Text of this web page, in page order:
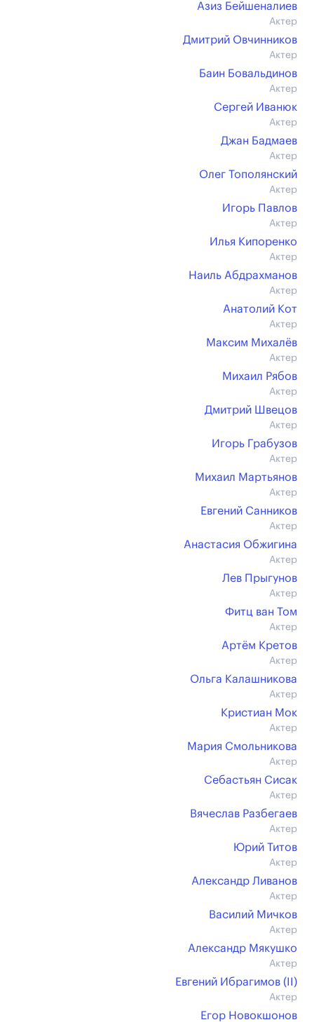
Азиз Бейшеналиев
Актер
Дмитрий Овчинников
Актер
Баин Бовальдинов
Актер
Сергей Иванюк
Актер
Джан Бадмаев
Актер
Олег Тополянский
Актер
Игорь Павлов
Актер
Илья Кипоренко
Актер
Наиль Абдрахманов
Актер
Анатолий Кот
Актер
Максим Михалёв
Актер
Михаил Рябов
Актер
Дмитрий Швецов
Актер
Игорь Грабузов
Актер
Михаил Мартьянов
Актер
Евгений Санников
Актер
Анастасия Обжигина
Актер
Лев Прыгунов
Актер
Фитц ван Том
Актер
Артём Кретов
Актер
Ольга Калашникова
Актер
Кристиан Мок
Актер
Мария Смольникова
Актер
Себастьян Сисак
Актер
Вячеслав Разбегаев
Актер
Юрий Титов
Актер
Александр Ливанов
Актер
Василий Мичков
Актер
Александр Мякушко
Актер
Евгений Ибрагимов (II)
Актер
Егор Новокшонов